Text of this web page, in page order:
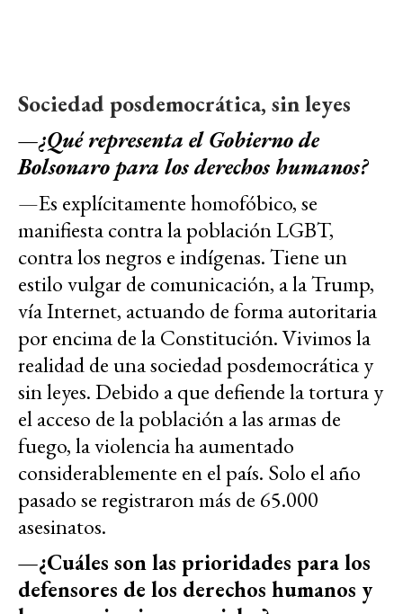
Sociedad posdemocrática, sin leyes
—¿Qué representa el Gobierno de
Bolsonaro para los derechos humanos?
—Es explícitamente homofóbico, se
manifiesta contra la población LGBT,
contra los negros e indígenas. Tiene un
estilo vulgar de comunicación, a la Trump,
vía Internet, actuando de forma autoritaria
por encima de la Constitución. Vivimos la
realidad de una sociedad posdemocrática y
sin leyes. Debido a que defiende la tortura y
el acceso de la población a las armas de
fuego, la violencia ha aumentado
considerablemente en el país. Solo el año
pasado se registraron más de 65.000
asesinatos.
—¿Cuáles son las prioridades para los
defensores de los derechos humanos y